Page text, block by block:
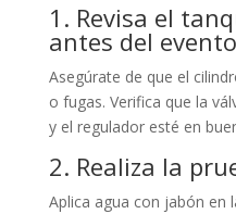
1. Revisa el
antes del evento
Asegúrate de que el
o fugas. Verifica que la
y el regulador esté en
2. Realiza la
Aplica agua con jabón en